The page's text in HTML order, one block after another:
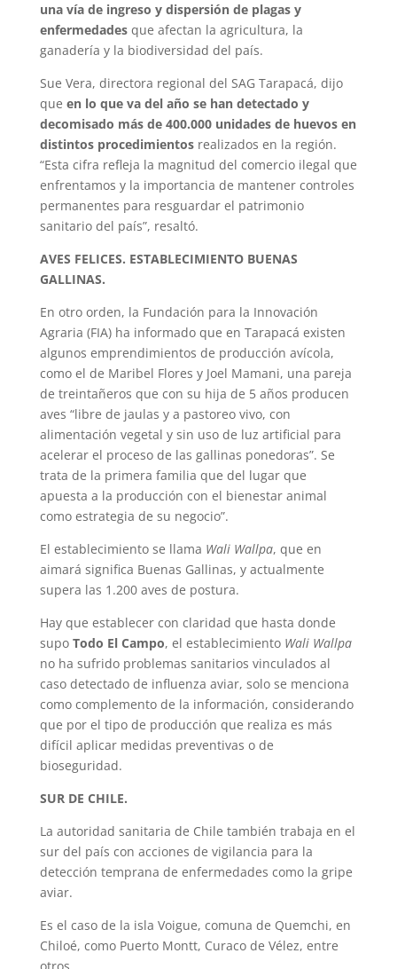
una vía de ingreso y dispersión de plagas y
enfermedadesque afectan la agricultura, la
ganadería y la biodiversidad del país.
Sue Vera, directora regional del SAG Tarapacá, dijo
que en lo que va del año se han detectado y
decomisado más de 400.000 unidades de huevos en
distintos procedimientosrealizados en la región.
“Esta cifra refleja la magnitud del comercio ilegal que
enfrentamos y la importancia de mantener controles
permanentes para resguardar el patrimonio
sanitario del país”, resaltó.
AVES FELICES. ESTABLECIMIENTO BUENAS
GALLINAS.
En otro orden, la Fundación para la Innovación
Agraria (FIA) ha informado que en Tarapacá existen
algunos emprendimientos de producción avícola,
como el de Maribel Flores y Joel Mamani, una pareja
de treintañeros que con su hija de 5 años producen
aves “libre de jaulas y a pastoreo vivo, con
alimentación vegetal y sin uso de luz artificial para
acelerar el proceso de las gallinas ponedoras”. Se
trata de la primera familia que del lugar que
apuesta a la producción con el bienestar animal
como estrategia de su negocio”.
El establecimiento se llama Wali Wallpa, que en
aimará significa Buenas Gallinas, y actualmente
supera las 1.200 aves de postura.
Hay que establecer con claridad que hasta donde
supo Todo El Campo, el establecimiento Wali Wallpa
no ha sufrido problemas sanitarios vinculados al
caso detectado de influenza aviar, solo se menciona
como complemento de la información, considerando
que por el tipo de producción que realiza es más
difícil aplicar medidas preventivas o de
bioseguridad.
SUR DE CHILE.
La autoridad sanitaria de Chile también trabaja en el
sur del país con acciones de vigilancia para la
detección temprana de enfermedades como la gripe
aviar.
Es el caso de la isla Voigue, comuna de Quemchi, en
Chiloé, como Puerto Montt, Curaco de Vélez, entre